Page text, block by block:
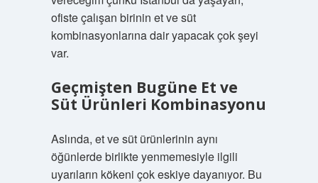
ofiste çalışan birinin et ve süt
kombinasyonlarına dair yapacak çok şeyi
var.
Geçmişten Bugüne Et ve
Süt Ürünleri Kombinasyonu
Aslında, et ve süt ürünlerinin aynı
öğünlerde birlikte yenmemesiyle ilgili
uyarıların kökeni çok eskiye dayanıyor. Bu